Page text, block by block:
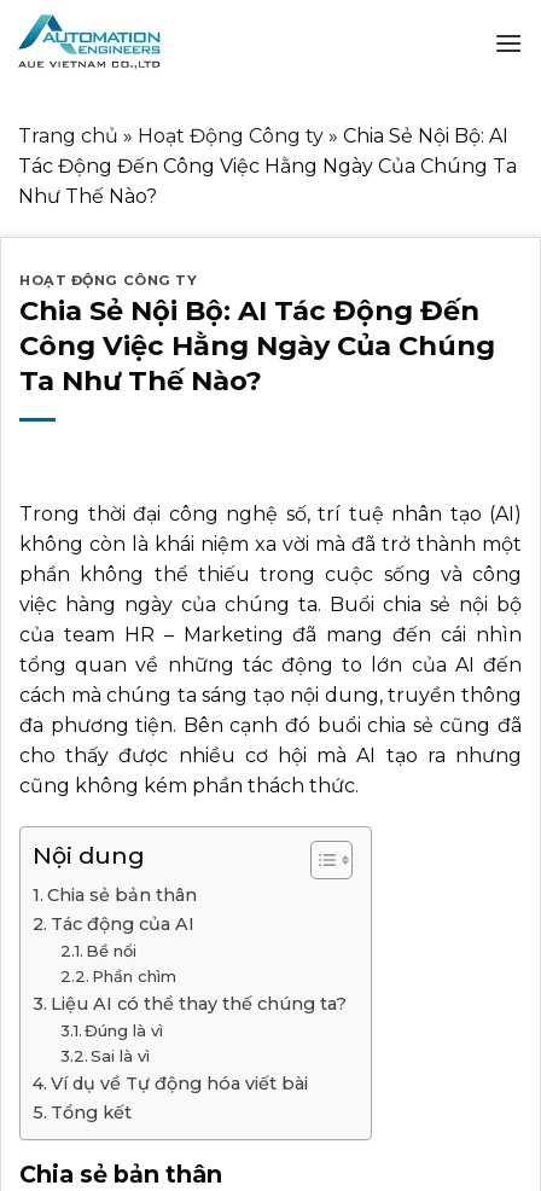
Skip
to
content
Trang chủ » Hoạt Động Công ty » Chia Sẻ Nội Bộ: AI
Tác Động Đến Công Việc Hằng Ngày Của Chúng Ta
Như Thế Nào?
HOẠT ĐỘNG CÔNG TY
Chia Sẻ Nội Bộ: AI Tác Động Đến
Công Việc Hằng Ngày Của Chúng
Ta Như Thế Nào?
Trong thời đại công nghệ số, trí tuệ nhân tạo (AI)
không còn là khái niệm xa vời mà đã trở thành một
phần không thể thiếu trong cuộc sống và công
việc hàng ngày của chúng ta. Buổi chia sẻ nội bộ
của team HR – Marketing đã mang đến cái nhìn
tổng quan về những tác động to lớn của AI đến
cách mà chúng ta sáng tạo nội dung, truyền thông
đa phương tiện. Bên cạnh đó buổi chia sẻ cũng đã
cho thấy được nhiều cơ hội mà AI tạo ra nhưng
cũng không kém phần thách thức.
Nội dung
Chia sẻ bản thân
Tác động của AI
Bề nổi
Phần chìm
Liệu AI có thể thay thế chúng ta?
Đúng là vì
Sai là vì
Ví dụ về Tự động hóa viết bài
Tổng kết
Chia sẻ bản thân